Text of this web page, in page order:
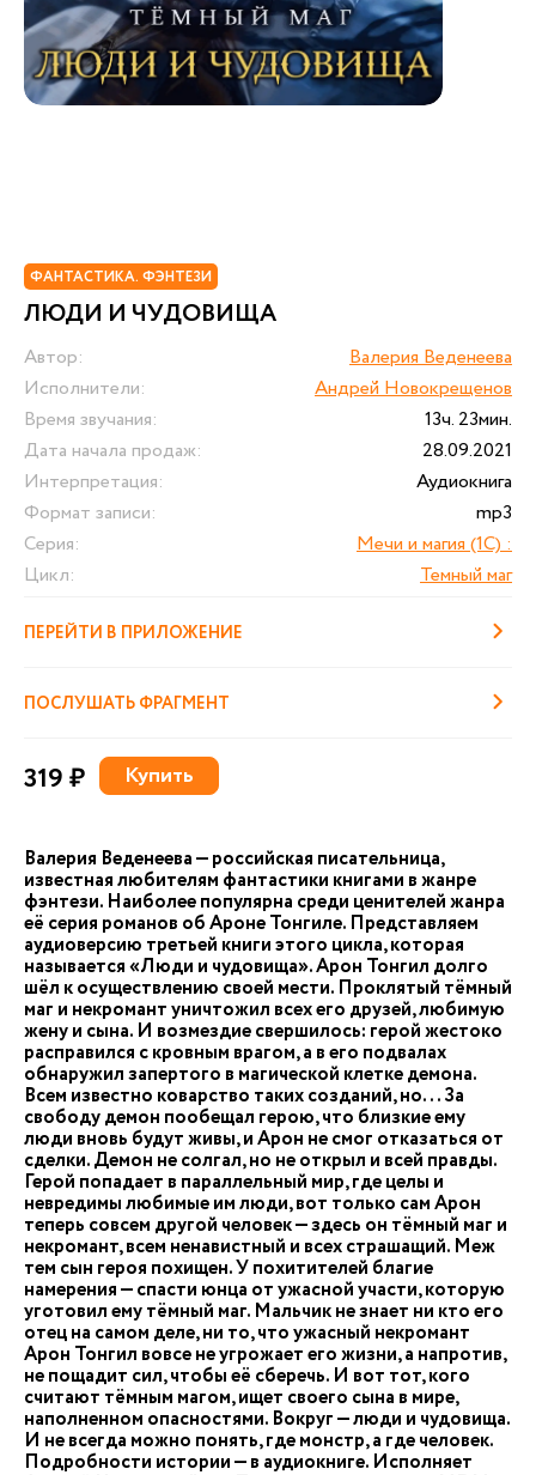
ФАНТАСТИКА. ФЭНТЕЗИ
ЛЮДИ И ЧУДОВИЩА
Автор:
Валерия Веденеева
Исполнители:
Андрей Новокрещенов
Время звучания:
13ч. 23мин.
Дата начала продаж:
28.09.2021
Интерпретация:
Аудиокнига
Формат записи:
mp3
Серия:
Мечи и магия (1C) :
Цикл:
Темный маг
ПЕРЕЙТИ В ПРИЛОЖЕНИЕ
ПОСЛУШАТЬ ФРАГМЕНТ
319 ₽ Купить
Валерия Веденеева — российская писательница,
известная любителям фантастики книгами в жанре
фэнтези. Наиболее популярна среди ценителей жанра
её серия романов об Ароне Тонгиле. Представляем
аудиоверсию третьей книги этого цикла, которая
называется «Люди и чудовища». Арон Тонгил долго
шёл к осуществлению своей мести. Проклятый тёмный
маг и некромант уничтожил всех его друзей, любимую
жену и сына. И возмездие свершилось: герой жестоко
расправился с кровным врагом, а в его подвалах
обнаружил запертого в магической клетке демона.
Всем известно коварство таких созданий, но... За
свободу демон пообещал герою, что близкие ему
люди вновь будут живы, и Арон не смог отказаться от
сделки. Демон не солгал, но не открыл и всей правды.
Герой попадает в параллельный мир, где целы и
невредимы любимые им люди, вот только сам Арон
теперь совсем другой человек — здесь он тёмный маг и
некромант, всем ненавистный и всех страшащий. Меж
тем сын героя похищен. У похитителей благие
намерения — спасти юнца от ужасной участи, которую
уготовил ему тёмный маг. Мальчик не знает ни кто его
отец на самом деле, ни то, что ужасный некромант
Арон Тонгил вовсе не угрожает его жизни, а напротив,
не пощадит сил, чтобы её сберечь. И вот тот, кого
считают тёмным магом, ищет своего сына в мире,
наполненном опасностями. Вокруг — люди и чудовища.
И не всегда можно понять, где монстр, а где человек.
Подробности истории — в аудиокниге. Исполняет